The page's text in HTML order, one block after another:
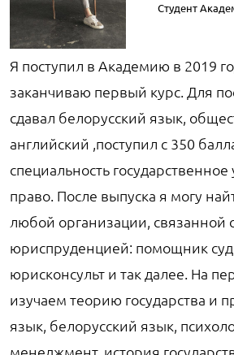
Студент
Я поступил в Академию в 2019
заканчиваю первый курс. Для
сдавал белорусский язык,
английский ,поступил с 350
специальность
право. После выпуска я могу
любой организации, связанной
юриспруденцией: помощник
юрисконсульт и так далее. На
изучаем теорию государства и
язык, белорусский язык,